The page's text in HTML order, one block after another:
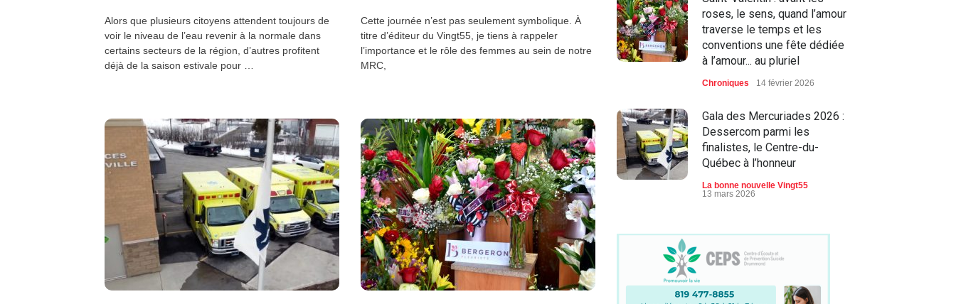
Alors que plusieurs citoyens attendent toujours de
voir le niveau de l’eau revenir à la normale dans
certains secteurs de la région, d’autres profitent
déjà de la saison estivale pour …
Cette journée n’est pas seulement symbolique. À
titre d’éditeur du Vingt55, je tiens à rappeler
l’importance et le rôle des femmes au sein de notre
MRC,
roses, le sens, quand l’amour
traverse le temps et les
conventions une fête dédiée
à l’amour... au pluriel
Chroniques 14 février 2026
Gala des Mercuriades 2026 :
Dessercom parmi les
finalistes, le Centre-du-
Québec à l’honneur
La bonne nouvelle Vingt55
13 mars 2026
Vingt55 tient à souligner
font avancer notre région.